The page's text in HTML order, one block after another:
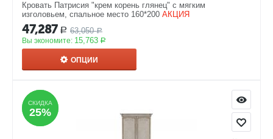
Кровать Патрисия "крем корень глянец" с мягким
изголовьем, спальное место 160*200 АКЦИЯ
47,287 Р 63,050 Р
Вы экономите: 15,763 Р
ОПЦИИ
СКИДКА
25%
СКИДКА
25%